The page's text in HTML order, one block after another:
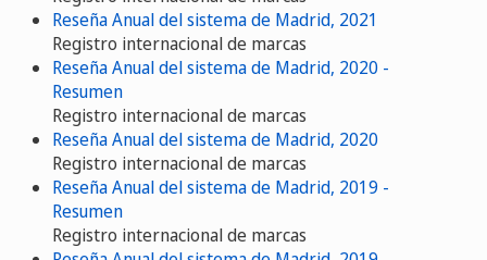
Reseña Anual del sistema de Madrid, 2021
Registro internacional de marcas
Reseña Anual del sistema de Madrid, 2020 -
Resumen
Registro internacional de marcas
Reseña Anual del sistema de Madrid, 2020
Registro internacional de marcas
Reseña Anual del sistema de Madrid, 2019 -
Resumen
Registro internacional de marcas